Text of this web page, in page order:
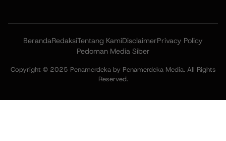
BerandaRedaksiTentang KamiDisclaimerPrivacy Policy
Pedoman Media Siber
Copyright © 2025 Penamerdeka by Penamerdeka Media. All Rights
Reserved.